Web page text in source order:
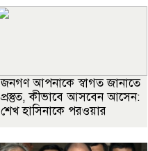
জনগণ আপনাকে স্বাগত জানাতে
প্রস্তুত, কীভাবে আসবেন আসেন:
শেখ হাসিনাকে পরওয়ার